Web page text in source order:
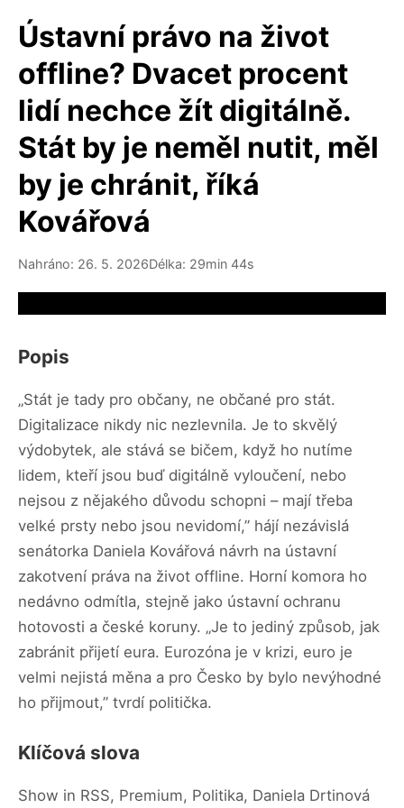
Ústavní právo na život
offline? Dvacet procent
lidí nechce žít digitálně.
Stát by je neměl nutit, měl
by je chránit, říká
Kovářová
Nahráno: 26. 5. 2026Délka: 29min 44s
Popis
„Stát je tady pro občany, ne občané pro stát.
Digitalizace nikdy nic nezlevnila. Je to skvělý
výdobytek, ale stává se bičem, když ho nutíme
lidem, kteří jsou buď digitálně vyloučení, nebo
nejsou z nějakého důvodu schopni – mají třeba
velké prsty nebo jsou nevidomí,” hájí nezávislá
senátorka Daniela Kovářová návrh na ústavní
zakotvení práva na život offline. Horní komora ho
nedávno odmítla, stejně jako ústavní ochranu
hotovosti a české koruny. „Je to jediný způsob, jak
zabránit přijetí eura. Eurozóna je v krizi, euro je
velmi nejistá měna a pro Česko by bylo nevýhodné
ho přijmout,” tvrdí politička.
Klíčová slova
Show in RSS, Premium, Politika, Daniela Drtinová